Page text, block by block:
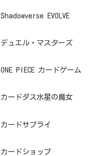
Shadowverse EVOLVE
デュエル・マスターズ
ONE PIECE カードゲーム
カードダス水星の魔女
カードサプライ
カードショップ